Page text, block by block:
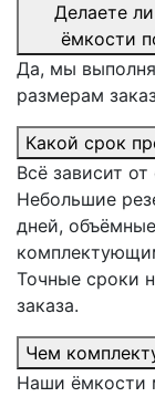
Делаете
ёмкости
Да, мы
размерам
Какой срок
Всё зависит
Небольшие
дней,
Точные сроки
заказа.
Чем
Наши ёмкости